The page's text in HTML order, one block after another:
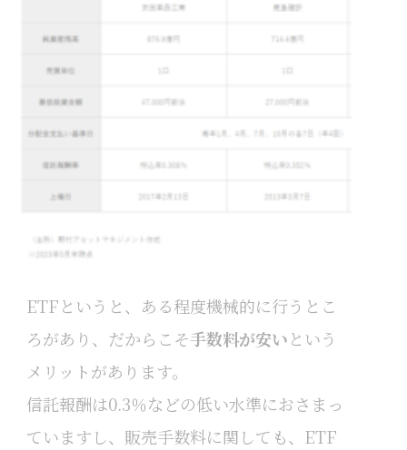
ETFというと、ある程度機械的に行うとこ
ろがあり、だからこそ手数料が安いという
メリットがあります。
信託報酬は0.3％などの低い水準におさまっ
ていますし、販売手数料に関しても、ETF